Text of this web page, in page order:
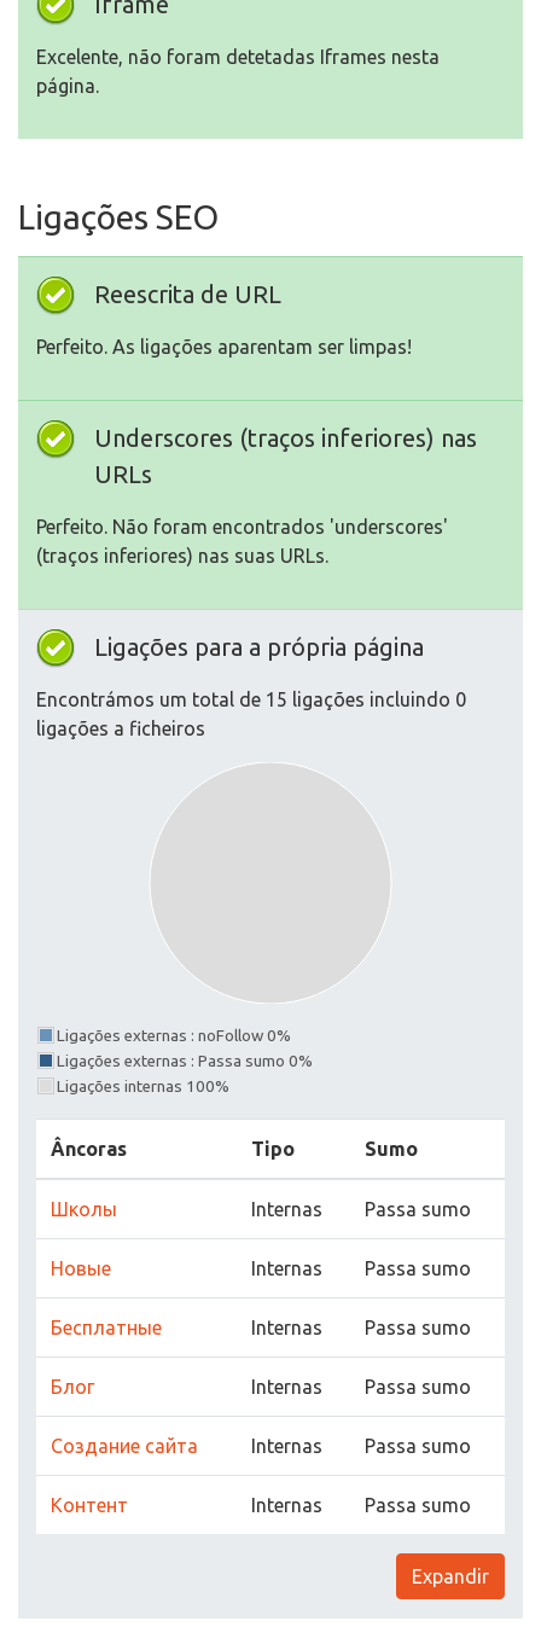
Excelente, não foram detetadas Iframes nesta
página.
Ligações SEO
Reescrita de URL
Perfeito. As ligações aparentam ser limpas!
Underscores (traços inferiores) nas
URLs
Perfeito. Não foram encontrados 'underscores'
(traços inferiores) nas suas URLs.
Ligações para a própria página
Encontrámos um total de 15 ligações incluindo 0
ligações a ficheiros
Ligações externas : noFollow 0%
Ligações externas : Passa sumo 0%
Ligações internas 100%
Âncoras Tipo Sumo
Школы Internas Passa sumo
Новые Internas Passa sumo
Бесплатные Internas Passa sumo
Блог Internas Passa sumo
Создание сайта Internas Passa sumo
Контент Internas Passa sumo
Expandir